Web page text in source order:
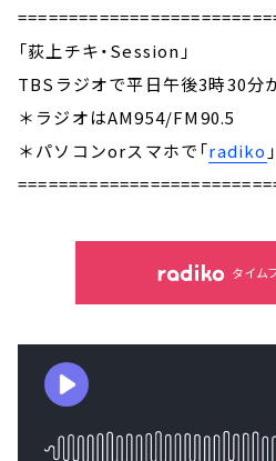
「荻上チキ・Session」
TBSラジオで平日午後3時30分
＊ラジオはAM954/FM90.5
＊パソコンorスマホで「radiko
タイム